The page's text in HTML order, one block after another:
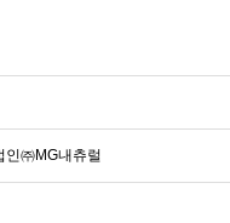
인㈜MG내츄럴